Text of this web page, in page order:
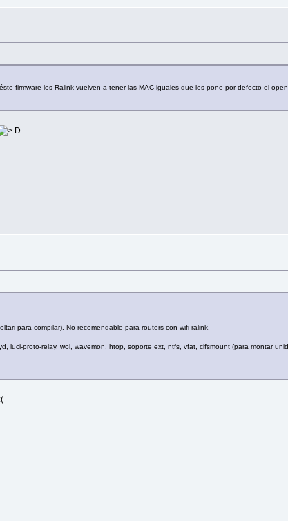
firmware los Ralink vuelven a tener las MAC iguales que les pone por defecto el
para compilar).No recomendable para routers con wifi ralink.
luci-proto-relay, wol, wavemon, htop, soporte ext, ntfs, vfat, cifsmount (para montar